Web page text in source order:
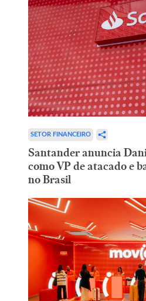
SETOR FINANCEIRO
Santander anuncia
como VP de atacado e
no Brasil